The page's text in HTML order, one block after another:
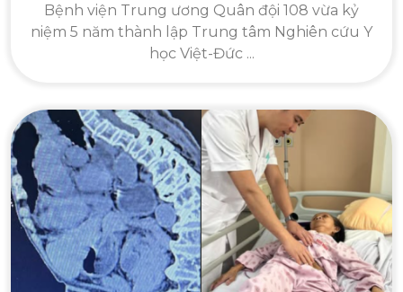
Bệnh viện Trung ương Quân đội 108 vừa kỷ
niệm 5 năm thành lập Trung tâm Nghiên cứu Y
học Việt-Đức ...